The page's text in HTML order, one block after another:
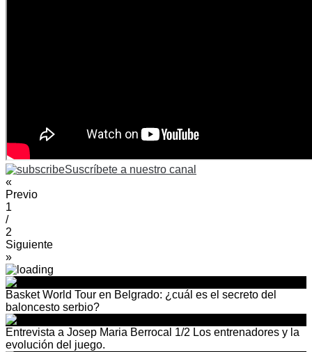
Suscríbete a nuestro canal
«
Previo
1
/
2
Siguiente
»
Basket World Tour en Belgrado: ¿cuál es el secreto del
baloncesto serbio?
Entrevista a Josep Maria Berrocal 1/2 Los entrenadores y la
evolución del juego.